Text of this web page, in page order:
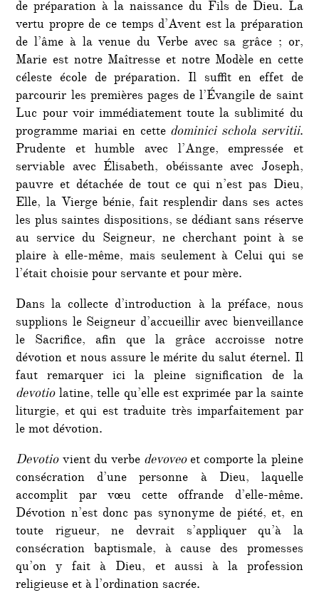
de préparation à la naissance du Fils de Dieu. La
vertu propre de ce temps d’Avent est la préparation
de l’âme à la venue du Verbe avec sa grâce ; or,
Marie est notre Maîtresse et notre Modèle en cette
céleste école de préparation. Il suffit en effet de
parcourir les premières pages de l’Évangile de saint
Luc pour voir immédiatement toute la sublimité du
programme mariai en cette dominici schola servitii.
Prudente et humble avec l’Ange, empressée et
serviable avec Élisabeth, obéissante avec Joseph,
pauvre et détachée de tout ce qui n’est pas Dieu,
Elle, la Vierge bénie, fait resplendir dans ses actes
les plus saintes dispositions, se dédiant sans réserve
au service du Seigneur, ne cherchant point à se
plaire à elle-même, mais seulement à Celui qui se
l’était choisie pour servante et pour mère.
Dans la collecte d’introduction à la préface, nous
supplions le Seigneur d’accueillir avec bienveillance
le Sacrifice, afin que la grâce accroisse notre
dévotion et nous assure le mérite du salut éternel. Il
faut remarquer ici la pleine signification de la
devotiolatine, telle qu’elle est exprimée par la sainte
liturgie, et qui est traduite très imparfaitement par
le mot dévotion.
Devotiovient du verbe devoveoet comporte la pleine
consécration d’une personne à Dieu, laquelle
accomplit par vœu cette offrande d’elle-même.
Dévotion n’est donc pas synonyme de piété, et, en
toute rigueur, ne devrait s’appliquer qu’à la
consécration baptismale, à cause des promesses
qu’on y fait à Dieu, et aussi à la profession
religieuse et à l’ordination sacrée.